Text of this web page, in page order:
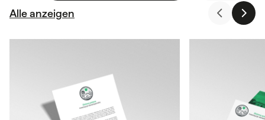
Alle anzeigen